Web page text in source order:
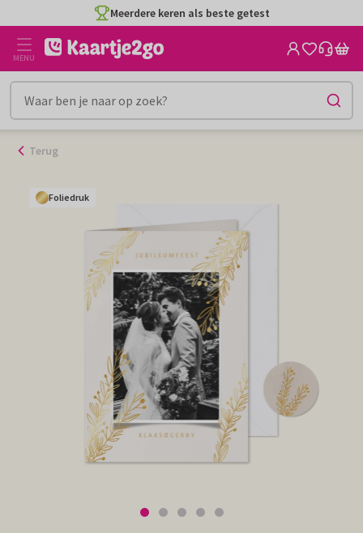
naar
inhoud
Meerdere keren als beste getest
MENU
Terug
Foliedruk
Foliedruk
Foliedruk
Foliedruk
Foliedruk